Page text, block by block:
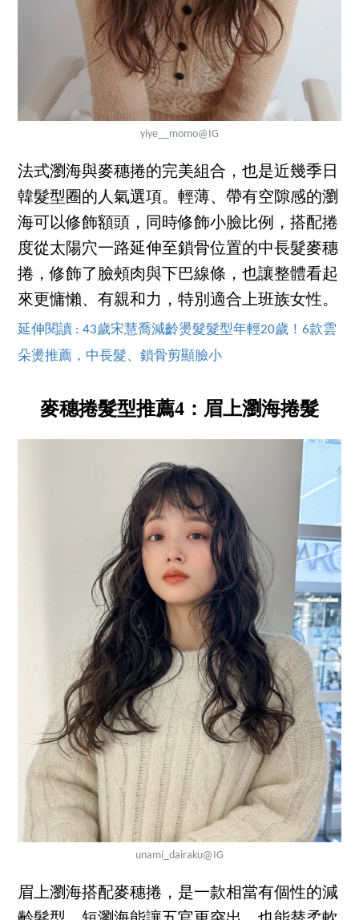
yiye__momo@IG
法式瀏海與麥穗捲的完美組合，也是近幾季日
韓髮型圈的人氣選項。輕薄、帶有空隙感的瀏
海可以修飾額頭，同時修飾小臉比例，搭配捲
度從太陽穴一路延伸至鎖骨位置的中長髮麥穗
捲，修飾了臉頰肉與下巴線條，也讓整體看起
來更慵懶、有親和力，特別適合上班族女性。
延伸閱讀 : 43歲宋慧喬減齡燙髮髮型年輕20歲！6款雲
朵燙推薦，中長髮、鎖骨剪顯臉小
麥穗捲髮型推薦4：眉上瀏海捲髮
unami_dairaku@IG
眉上瀏海搭配麥穗捲，是一款相當有個性的減